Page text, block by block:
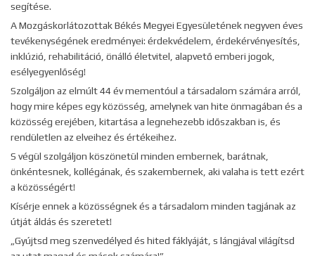
segítése.
A Mozgáskorlátozottak Békés Megyei Egyesületének negyven éves
tevékenységének eredményei: érdekvédelem, érdekérvényesítés,
inklúzió, rehabilitáció, önálló életvitel, alapvető emberi jogok,
esélyegyenlőség!
Szolgáljon az elmúlt 44 év mementóul a társadalom számára arról,
hogy mire képes egy közösség, amelynek van hite önmagában és a
közösség erejében, kitartása a legnehezebb időszakban is, és
rendületlen az elveihez és értékeihez.
S végül szolgáljon köszönetül minden embernek, barátnak,
önkéntesnek, kollégának, és szakembernek, aki valaha is tett ezért
a közösségért!
Kísérje ennek a közösségnek és a társadalom minden tagjának az
útját áldás és szeretet!
„Gyújtsd meg szenvedélyed és hited fáklyáját, s lángjával világítsd